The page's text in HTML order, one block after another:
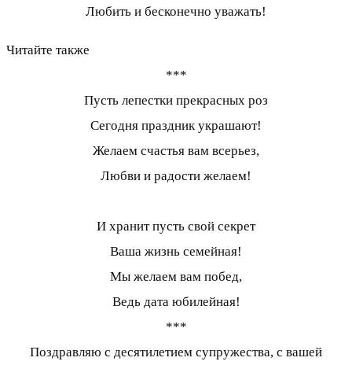
Любить и бесконечно уважать!
Читайте также
***
Пусть лепестки прекрасных роз
Сегодня праздник украшают!
Желаем счастья вам всерьез,
Любви и радости желаем!
И хранит пусть свой секрет
Ваша жизнь семейная!
Мы желаем вам побед,
Ведь дата юбилейная!
***
Поздравляю с десятилетием супружества, с вашей